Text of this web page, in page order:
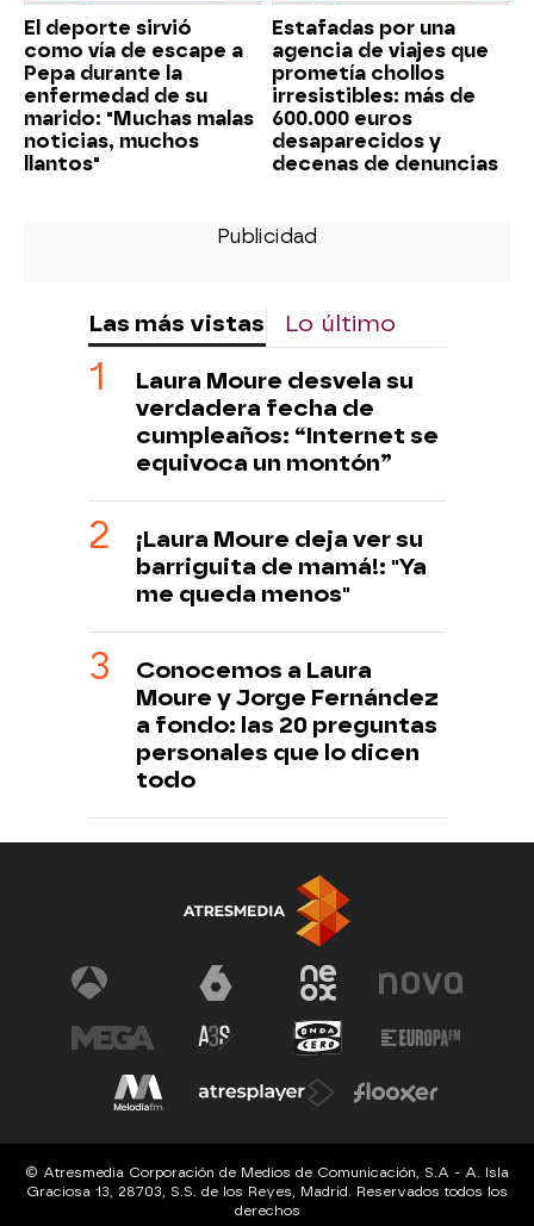
El deporte sirvió
como vía de escape a
Pepa durante la
enfermedad de su
marido: "Muchas malas
noticias, muchos
llantos"
Estafadas por una
agencia de viajes que
prometía chollos
irresistibles: más de
600.000 euros
desaparecidos y
decenas de denuncias
Las más vistas Lo último
Laura Moure desvela su
verdadera fecha de
cumpleaños: “Internet se
equivoca un montón”
¡Laura Moure deja ver su
barriguita de mamá!: "Ya
me queda menos"
Conocemos a Laura
Moure y Jorge Fernández
a fondo: las 20 preguntas
personales que lo dicen
todo
© Atresmedia Corporación de Medios de Comunicación, S.A - A. Isla
Graciosa 13, 28703, S.S. de los Reyes, Madrid. Reservados todos los
derechos